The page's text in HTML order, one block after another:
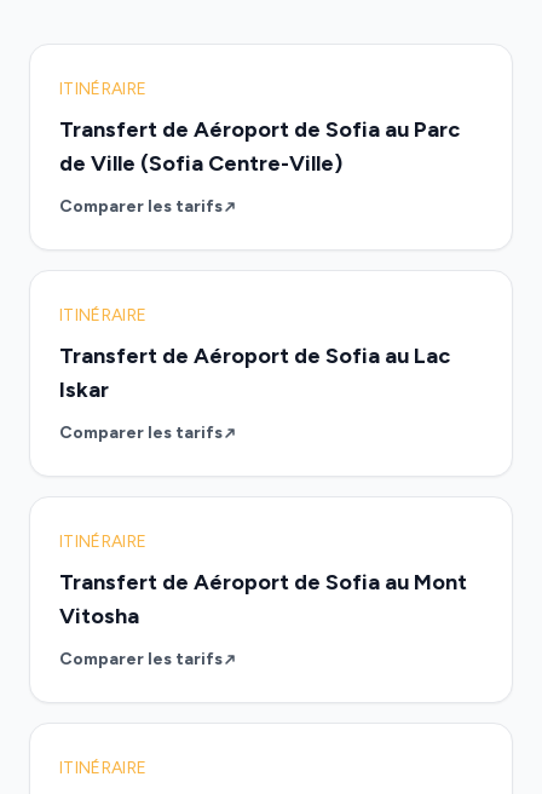
ITINÉRAIRE
Transfert de Aéroport de Sofia au Parc
de Ville (Sofia Centre-Ville)
Comparer les tarifs
ITINÉRAIRE
Transfert de Aéroport de Sofia au Lac
Iskar
Comparer les tarifs
ITINÉRAIRE
Transfert de Aéroport de Sofia au Mont
Vitosha
Comparer les tarifs
ITINÉRAIRE